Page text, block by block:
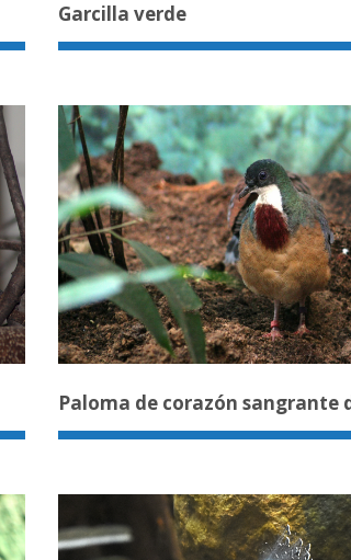
Garcilla verde